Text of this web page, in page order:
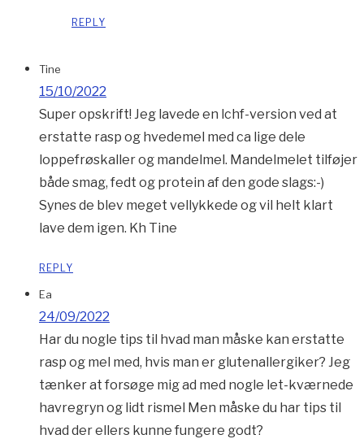
REPLY
Tine
15/10/2022
Super opskrift! Jeg lavede en lchf-version ved at
erstatte rasp og hvedemel med ca lige dele
loppefrøskaller og mandelmel. Mandelmelet tilføjer
både smag, fedt og protein af den gode slags:-)
Synes de blev meget vellykkede og vil helt klart
lave dem igen. Kh Tine
REPLY
Ea
24/09/2022
Har du nogle tips til hvad man måske kan erstatte
rasp og mel med, hvis man er glutenallergiker? Jeg
tænker at forsøge mig ad med nogle let-kværnede
havregryn og lidt rismel Men måske du har tips til
hvad der ellers kunne fungere godt?